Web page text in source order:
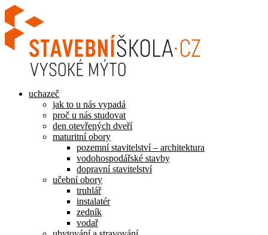
Přejít
k
obsahu
uchazeč
jak to u nás vypadá
proč u nás studovat
den otevřených dveří
maturitní obory
pozemní stavitelství – architektura
vodohospodářské stavby
dopravní stavitelství
učební obory
truhlář
instalatér
zedník
vodař